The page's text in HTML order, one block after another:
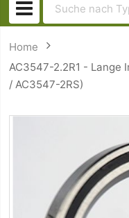
Home
AC3547-2.2R1 - Lange
/ AC3547-2RS)